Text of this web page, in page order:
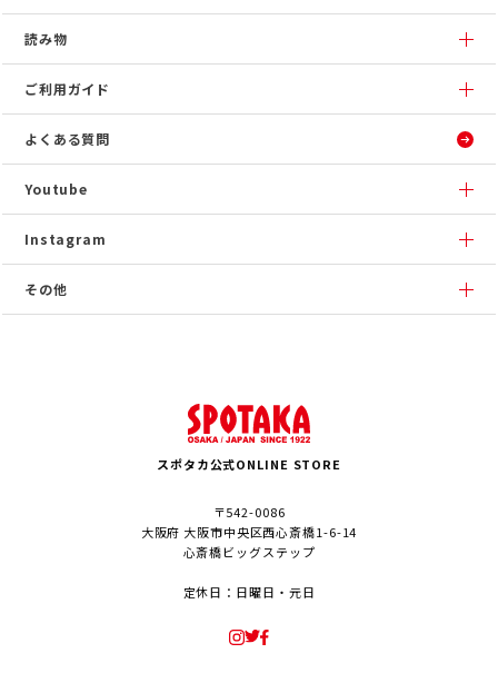
読み物
ご利用ガイド
よくある質問
Youtube
Instagram
その他
スポタカ公式ONLINE STORE
〒542-0086
大阪府 大阪市中央区西心斎橋1-6-14
心斎橋ビッグステップ
定休日：日曜日・元日